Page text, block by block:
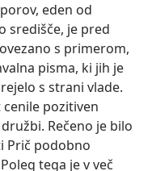
eden od
središče, je pred
s primerom,
pisma, ki jih je
s strani vlade.
cenile pozitiven
Rečeno je bilo
Prič podobno
tega je v več